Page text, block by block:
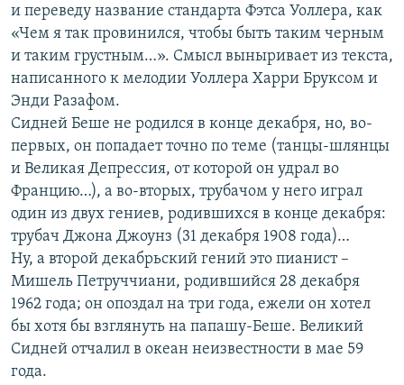
и переведу название стандарта Фэтса Уоллера, как
«Чем я так провинился, чтобы быть таким черным
и таким грустным…». Смысл выныривает из текста,
написанного к мелодии Уоллера Харри Бруксом и
Энди Разафом.
Сидней Беше не родился в конце декабря, но, во-
первых, он попадает точно по теме (танцы-шлянцы
и Великая Депрессия, от которой он удрал во
Францию…), а во-вторых, трубачом у него играл
один из двух гениев, родившихся в конце декабря:
трубач Джона Джоунз (31 декабря 1908 года)…
Ну, а второй декабрьский гений это пианист –
Мишель Петруччиани, родившийся 28 декабря
1962 года; он опоздал на три года, ежели он хотел
бы хотя бы взглянуть на папашу-Беше. Великий
Сидней отчалил в океан неизвестности в мае 59
года.